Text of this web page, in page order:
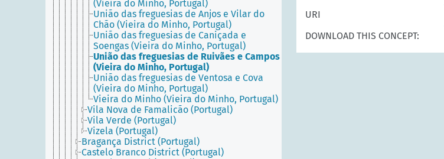
(Vieira do Minho, Portugal)
União das freguesias de Anjos e Vilar do
Chão (Vieira do Minho, Portugal)
União das freguesias de Caniçada e
Soengas (Vieira do Minho, Portugal)
União das freguesias de Ruivães e Campos
(Vieira do Minho, Portugal)
União das freguesias de Ventosa e Cova
(Vieira do Minho, Portugal)
Vieira do Minho (Vieira do Minho, Portugal)
Vila Nova de Famalicão (Portugal)
Vila Verde (Portugal)
Vizela (Portugal)
Bragança District (Portugal)
Castelo Branco District (Portugal)
URI
DOWNLOAD THIS CONCEPT: